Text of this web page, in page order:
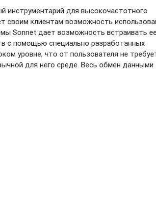
инструментарий для высокочастотного
своим клиентам возможность
Sonnet дает возможность встраивать
с помощью специально разработанных
уровне, что от пользователя не
для него среде. Весь обмен данными